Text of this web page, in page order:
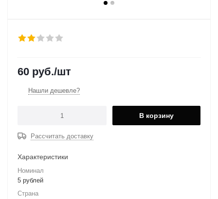
60 руб./шт
Нашли дешевле?
В корзину
Рассчитать доставку
Характеристики
Номинал
5 рублей
Страна